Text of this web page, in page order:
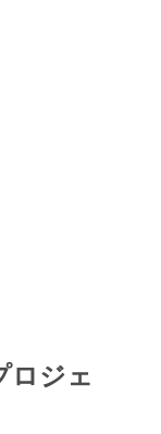
ロジェ